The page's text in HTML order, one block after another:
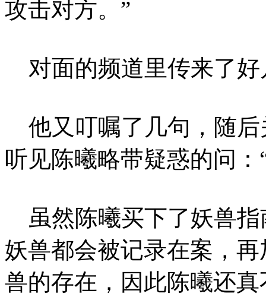
攻击对方。”
对面的频道里传来了好
他又叮嘱了几句，随后
听见陈曦略带疑惑的问
虽然陈曦买下了妖兽指
妖兽都会被记录在案，
兽的存在，因此陈曦还